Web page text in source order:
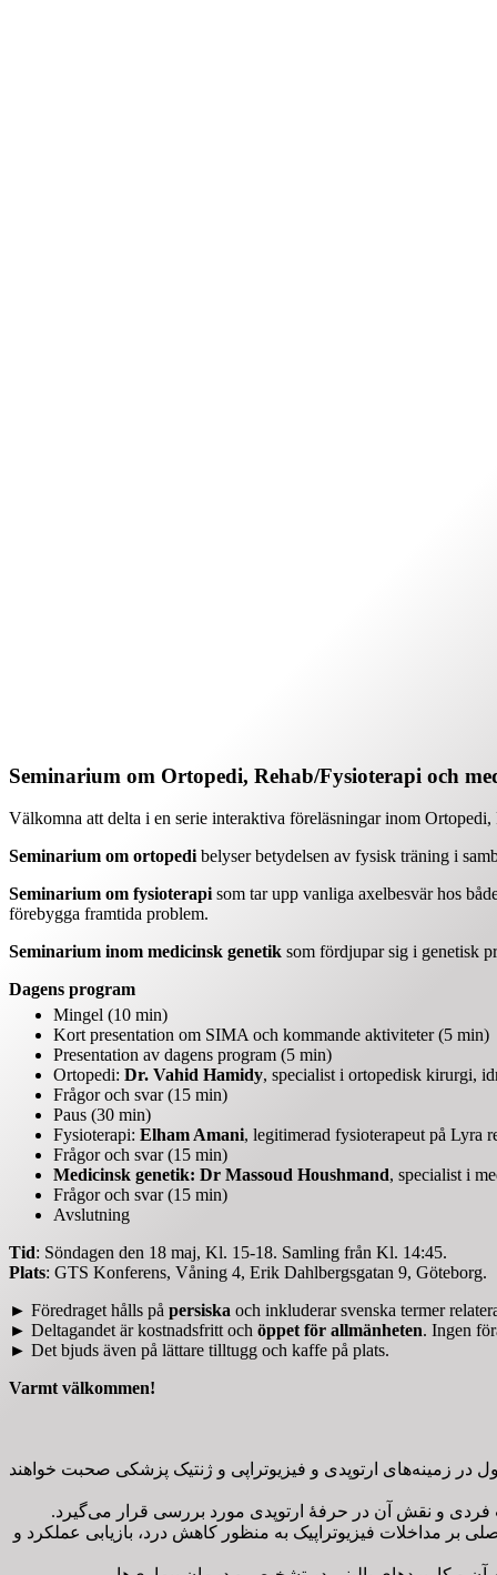
Seminarium om Ortopedi, Rehab/Fysioterapi och
Välkomna att delta i en serie interaktiva föreläsningar inom
Seminarium om ortopedibelyser betydelsen av fysisk träning i
Seminarium om fysioterapisom tar upp vanliga axelbesvär hos
förebygga framtida problem.
Seminarium inom medicinsk genetik som fördjupar sig i genetisk
Dagens program
Mingel (10 min)
Kort presentation om SIMA och kommande aktiviteter (5 min)
Presentation av dagens program (5 min)
Ortopedi: Dr. Vahid Hamidy, specialist i ortopedisk kirurgi,
Frågor och svar (15 min)
Paus (30 min)
Fysioterapi: Elham Amani, legitimerad fysioterapeut på Lyra
Frågor och svar (15 min)
Medicinsk genetik: Dr Massoud Houshmand, specialist i
Frågor och svar (15 min)
Avslutning
Tid: Söndagen den 18 maj, Kl. 15-18. Samling från Kl. 14:45.
Plats: GTS Konferens, Våning 4, Erik Dahlbergsgatan 9, Göteborg.
► Föredraget hålls på persiska och inkluderar svenska termer
► Deltagandet är kostnadsfritt och öppet för allmänheten. Ingen
► Det bjuds även på lättare tilltugg och kaffe på plats.
Varmt välkommen!
در مورد موضوعات متداول در زمینه‌های ارتوپدی و فیزیوتراپی و ژنتیک پزشکی صحبت خواهند
فردی و نقش آن در حرفهٔ ارتوپدی مورد بررسی قرار می‌گیرد.
بر مداخلات فیزیوتراپیک به منظور کاهش درد، بازیابی عملکرد و